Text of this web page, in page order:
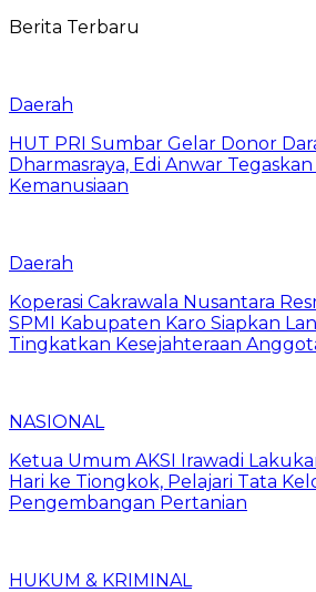
Berita Terbaru
Daerah
HUT PRI Sumbar Gelar Donor
Dharmasraya, Edi Anwar
Kemanusiaan
Daerah
Koperasi Cakrawala Nusantara
SPMI Kabupaten Karo Siapkan
Tingkatkan Kesejahteraan
NASIONAL
Ketua Umum AKSI Irawadi
Hari ke Tiongkok, Pelajari Tata
Pengembangan Pertanian
HUKUM & KRIMINAL